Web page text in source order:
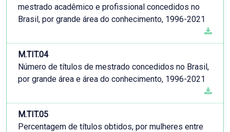
mestrado acadêmico e profissional concedidos no
Brasil, por grande área do conhecimento, 1996-2021
M.TIT.04
Número de títulos de mestrado concedidos no Brasil,
por grande área e área do conhecimento, 1996-2021
M.TIT.05
Percentagem de títulos obtidos, por mulheres entre